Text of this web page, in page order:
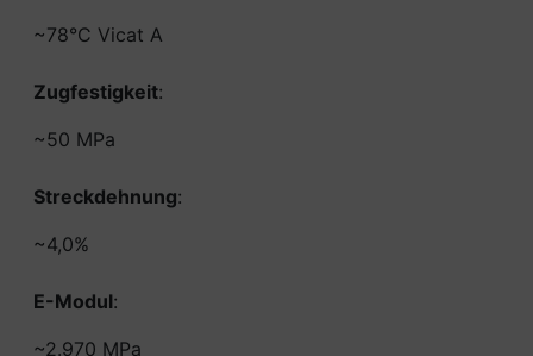
~78°C Vicat A
Zugfestigkeit:
~50 MPa
Streckdehnung:
~4,0%
E-Modul:
~2.970 MPa